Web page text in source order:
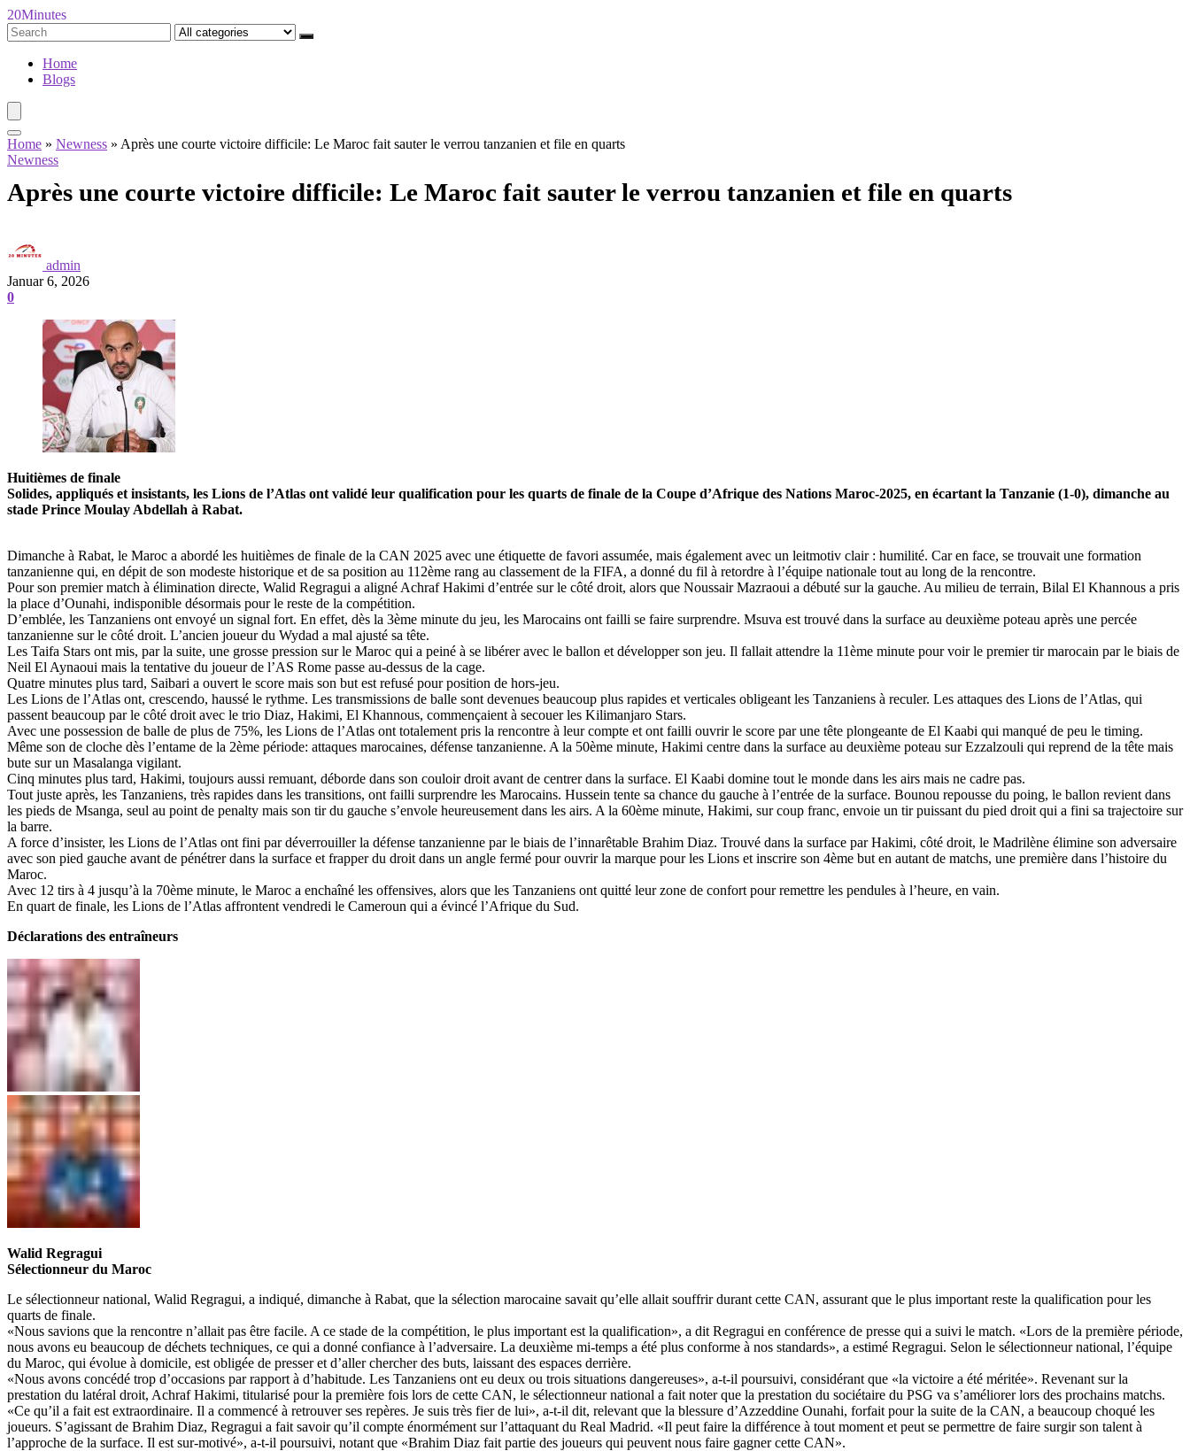
20Minutes
Search
for:
Home
Blogs
Home » Newness » Après une courte victoire difficile: Le Maroc fait sauter le verrou tanzanien et file en quarts
Newness
Après une courte victoire difficile: Le Maroc fait sauter le verrou tanzanien et file en quarts
admin
Januar 6, 2026
0
Huitièmes de finale
Solides, appliqués et insistants, les Lions de l’Atlas ont validé leur qualification pour les quarts de finale de la Coupe d’Afrique des Nations Maroc-2025, en écartant la Tanzanie (1-0), dimanche au
stade Prince Moulay Abdellah à Rabat.
Dimanche à Rabat, le Maroc a abordé les huitièmes de finale de la CAN 2025 avec une étiquette de favori assumée, mais également avec un leitmotiv clair : humilité. Car en face, se trouvait une formation
tanzanienne qui, en dépit de son modeste historique et de sa position au 112ème rang au classement de la FIFA, a donné du fil à retordre à l’équipe nationale tout au long de la rencontre.
Pour son premier match à élimination directe, Walid Regragui a aligné Achraf Hakimi d’entrée sur le côté droit, alors que Noussair Mazraoui a débuté sur la gauche. Au milieu de terrain, Bilal El Khannous a pris
la place d’Ounahi, indisponible désormais pour le reste de la compétition.
D’emblée, les Tanzaniens ont envoyé un signal fort. En effet, dès la 3ème minute du jeu, les Marocains ont failli se faire surprendre. Msuva est trouvé dans la surface au deuxième poteau après une percée
tanzanienne sur le côté droit. L’ancien joueur du Wydad a mal ajusté sa tête.
Les Taifa Stars ont mis, par la suite, une grosse pression sur le Maroc qui a peiné à se libérer avec le ballon et développer son jeu. Il fallait attendre la 11ème minute pour voir le premier tir marocain par le biais de
Neil El Aynaoui mais la tentative du joueur de l’AS Rome passe au-dessus de la cage.
Quatre minutes plus tard, Saibari a ouvert le score mais son but est refusé pour position de hors-jeu.
Les Lions de l’Atlas ont, crescendo, haussé le rythme. Les transmissions de balle sont devenues beaucoup plus rapides et verticales obligeant les Tanzaniens à reculer. Les attaques des Lions de l’Atlas, qui
passent beaucoup par le côté droit avec le trio Diaz, Hakimi, El Khannous, commençaient à secouer les Kilimanjaro Stars.
Avec une possession de balle de plus de 75%, les Lions de l’Atlas ont totalement pris la rencontre à leur compte et ont failli ouvrir le score par une tête plongeante de El Kaabi qui manqué de peu le timing.
Même son de cloche dès l’entame de la 2ème période: attaques marocaines, défense tanzanienne. A la 50ème minute, Hakimi centre dans la surface au deuxième poteau sur Ezzalzouli qui reprend de la tête mais
bute sur un Masalanga vigilant.
Cinq minutes plus tard, Hakimi, toujours aussi remuant, déborde dans son couloir droit avant de centrer dans la surface. El Kaabi domine tout le monde dans les airs mais ne cadre pas.
Tout juste après, les Tanzaniens, très rapides dans les transitions, ont failli surprendre les Marocains. Hussein tente sa chance du gauche à l’entrée de la surface. Bounou repousse du poing, le ballon revient dans
les pieds de Msanga, seul au point de penalty mais son tir du gauche s’envole heureusement dans les airs. A la 60ème minute, Hakimi, sur coup franc, envoie un tir puissant du pied droit qui a fini sa trajectoire sur
la barre.
A force d’insister, les Lions de l’Atlas ont fini par déverrouiller la défense tanzanienne par le biais de l’innarêtable Brahim Diaz. Trouvé dans la surface par Hakimi, côté droit, le Madrilène élimine son adversaire
avec son pied gauche avant de pénétrer dans la surface et frapper du droit dans un angle fermé pour ouvrir la marque pour les Lions et inscrire son 4ème but en autant de matchs, une première dans l’histoire du
Maroc.
Avec 12 tirs à 4 jusqu’à la 70ème minute, le Maroc a enchaîné les offensives, alors que les Tanzaniens ont quitté leur zone de confort pour remettre les pendules à l’heure, en vain.
En quart de finale, les Lions de l’Atlas affrontent vendredi le Cameroun qui a évincé l’Afrique du Sud.
Déclarations des entraîneurs
Walid Regragui
Sélectionneur du Maroc
Le sélectionneur national, Walid Regragui, a indiqué, dimanche à Rabat, que la sélection marocaine savait qu’elle allait souffrir durant cette CAN, assurant que le plus important reste la qualification pour les
quarts de finale.
«Nous savions que la rencontre n’allait pas être facile. A ce stade de la compétition, le plus important est la qualification», a dit Regragui en conférence de presse qui a suivi le match. «Lors de la première période,
nous avons eu beaucoup de déchets techniques, ce qui a donné confiance à l’adversaire. La deuxième mi-temps a été plus conforme à nos standards», a estimé Regragui. Selon le sélectionneur national, l’équipe
du Maroc, qui évolue à domicile, est obligée de presser et d’aller chercher des buts, laissant des espaces derrière.
«Nous avons concédé trop d’occasions par rapport à d’habitude. Les Tanzaniens ont eu deux ou trois situations dangereuses», a-t-il poursuivi, considérant que «la victoire a été méritée». Revenant sur la
prestation du latéral droit, Achraf Hakimi, titularisé pour la première fois lors de cette CAN, le sélectionneur national a fait noter que la prestation du sociétaire du PSG va s’améliorer lors des prochains matchs.
«Ce qu’il a fait est extraordinaire. Il a commencé à retrouver ses repères. Je suis très fier de lui», a-t-il dit, relevant que la blessure d’Azzeddine Ounahi, forfait pour la suite de la CAN, a beaucoup choqué les
joueurs. S’agissant de Brahim Diaz, Regragui a fait savoir qu’il compte énormément sur l’attaquant du Real Madrid. «Il peut faire la différence à tout moment et peut se permettre de faire surgir son talent à
l’approche de la surface. Il est sur-motivé», a-t-il poursuivi, notant que «Brahim Diaz fait partie des joueurs qui peuvent nous faire gagner cette CAN».